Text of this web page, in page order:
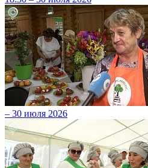
– 30 июля 2026